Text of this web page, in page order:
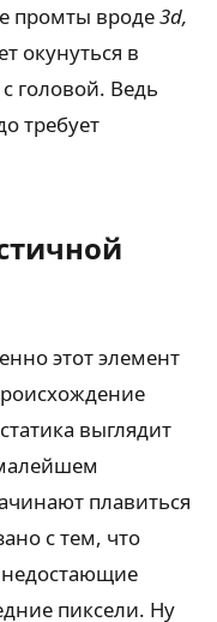
промты вроде3d,
окунуться в
головой. Ведь
требует
этот элемент
выглядит
плавиться
с тем, что
пиксели. Ну